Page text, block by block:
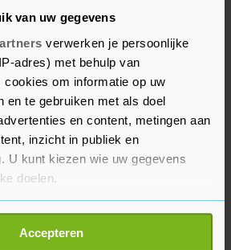
van uw gegevens
verwerken je persoonlijke
adres) met behulp van
cookies om informatie op uw
en te gebruiken met als doel
en content, metingen aan
inzicht in publiek en
U kunt kiezen wie uw gegevens
doelen.
we ook graag:
over uw geografische
Accepteren